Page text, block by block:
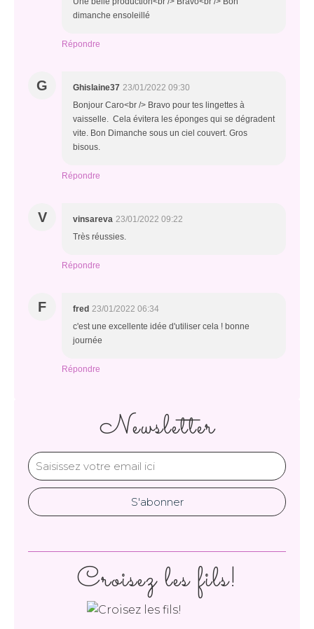
dimanche ensoleillé
Répondre
G Ghislaine37 23/01/2022 09:30
Bonjour Caro<br /> Bravo pour tes lingettes à
vaisselle. Cela évitera les éponges qui se dégradent
vite. Bon Dimanche sous un ciel couvert. Gros
bisous.
Répondre
V vinsareva 23/01/2022 09:22
Très réussies.
Répondre
F fred 23/01/2022 06:34
c'est une excellente idée d'utiliser cela ! bonne
journée
Répondre
Newsletter
Croisez les fils!